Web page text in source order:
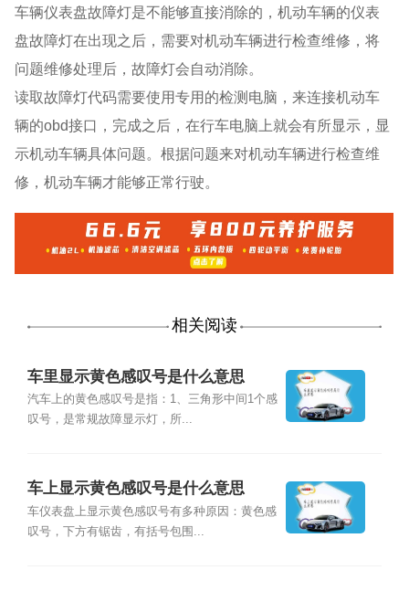
车辆仪表盘故障灯是不能够直接消除的，机动车辆的仪表
盘故障灯在出现之后，需要对机动车辆进行检查维修，将
问题维修处理后，故障灯会自动消除。
读取故障灯代码需要使用专用的检测电脑，来连接机动车
辆的obd接口，完成之后，在行车电脑上就会有所显示，显
示机动车辆具体问题。根据问题来对机动车辆进行检查维
修，机动车辆才能够正常行驶。
相关阅读
车里显示黄色感叹号是什么意思
汽车上的黄色感叹号是指：1、三角形中间1个感
叹号，是常规故障显示灯，所...
车上显示黄色感叹号是什么意思
车仪表盘上显示黄色感叹号有多种原因：黄色感
叹号，下方有锯齿，有括号包围...